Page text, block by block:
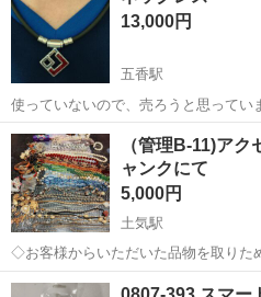
13,000円
五香駅
使っていないので、売ろうと思ってい
千葉 松戸市 五香駅 アク
（管理B-11)ア
ャンクにて
5,000円
土気駅
◇お客様からいただいた品物を取りためて
レスやイヤリング・時計（電池切れ）
千葉 千葉市 アクセ